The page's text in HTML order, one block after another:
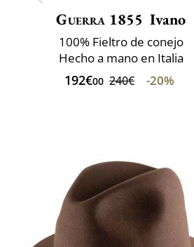
Guerra 1855 Ivano
100% Fieltro de conejo
Hecho a mano en Italia
192€00 240€ -20%